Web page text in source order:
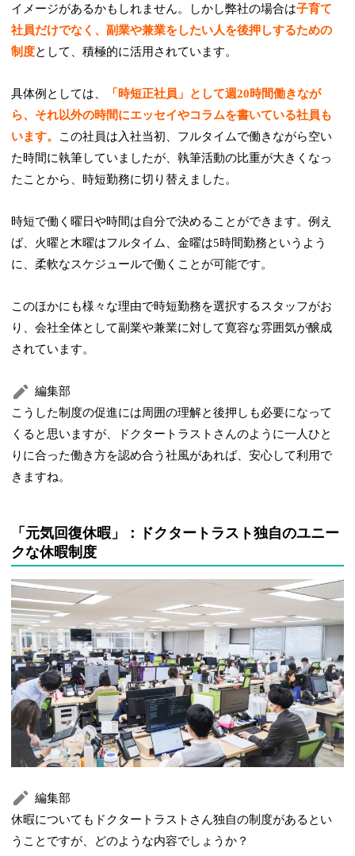
イメージがあるかもしれません。しかし弊社の場合は子育て
社員だけでなく、副業や兼業をしたい人を後押しするための
制度として、積極的に活用されています。
具体例としては、
「時短正社員」として週20時間働きなが
ら、それ以外の時間にエッセイやコラムを書いている社員も
います。
この社員は入社当初、フルタイムで働きながら空い
た時間に執筆していましたが、執筆活動の比重が大きくなっ
たことから、時短勤務に切り替えました。
時短で働く曜日や時間は自分で決めることができます。例え
ば、火曜と木曜はフルタイム、金曜は5時間勤務というよう
に、柔軟なスケジュールで働くことが可能です。
このほかにも様々な理由で時短勤務を選択するスタッフがお
り、会社全体として副業や兼業に対して寛容な雰囲気が醸成
されています。
編集部
こうした制度の促進には周囲の理解と後押しも必要になって
くると思いますが、ドクタートラストさんのように一人ひと
りに合った働き方を認め合う社風があれば、安心して利用で
きますね。
「元気回復休暇」：ドクタートラスト独自のユニー
クな休暇制度
編集部
休暇についてもドクタートラストさん独自の制度があるとい
うことですが、どのような内容でしょうか？